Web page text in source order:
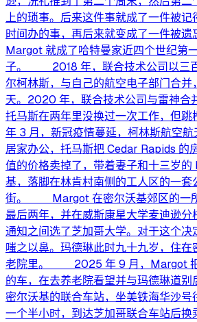
上的琐事。后来这件事就成了一件被记
时间办的事，再后来就变成了一件被遗
Margot 就成了哈特曼家近四个世纪第
子。 2018 年，联合技术公司以三
尔柯林斯，与自己的航空电子部门合
天。2020 年，联合技术公司与雷神合
托马斯在两年里没换过一次工作，但
年 3 月，新冠疫情蔓延，柯林斯航空
居家办公，托马斯把 Cedar Rapids 的
值的价格卖掉了，带着妻子和十三岁
基，落脚在林肯村南侧的工人区的一套
街。 Margot 在密尔沃基郊区的一
最后两年，并在威斯康星大学麦迪逊分
通知之间选了芝加哥大学。对于这个
嗤之以鼻。玛德琳此时九十九岁，住
老院里。 2025 年 9 月，Margot 把
的车，在去养老院看望并与玛德琳道别
密尔沃基的联合车站，坐美铁海华沙号
一个半小时，到达芝加哥联合车站后